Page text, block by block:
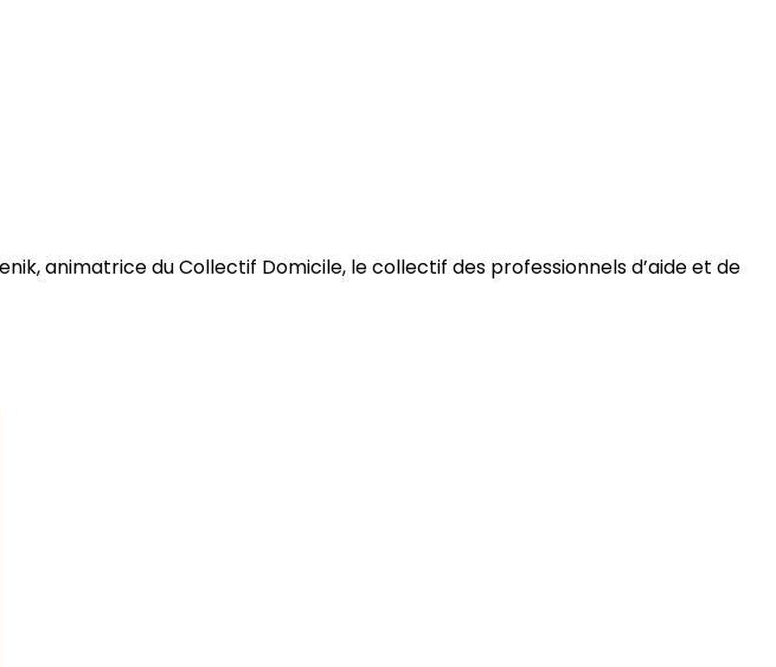
animatrice du Collectif Domicile, le collectif des professionnels d’aide et de